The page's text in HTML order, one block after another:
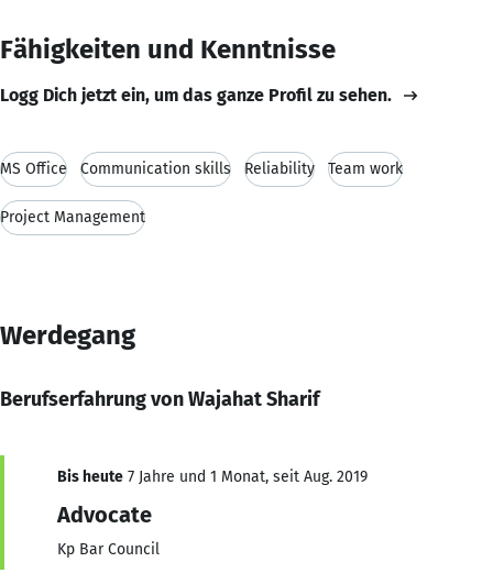
Fähigkeiten und Kenntnisse
Logg Dich jetzt ein, um das ganze Profil zu sehen.
MS Office Communication skills Reliability Team work
Project Management
Werdegang
Berufserfahrung von Wajahat Sharif
Bis heute 7 Jahre und 1 Monat, seit Aug. 2019
Advocate
Kp Bar Council